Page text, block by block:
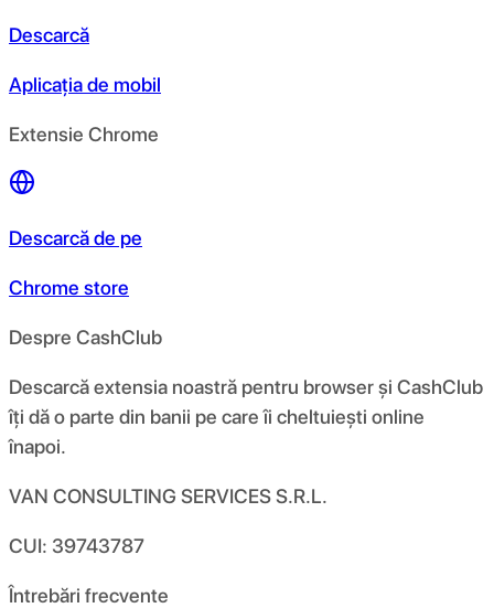
Descarcă
Aplicația de mobil
Extensie Chrome
Descarcă de pe
Chrome store
Despre CashClub
Descarcă extensia noastră pentru browser și CashClub
îți dă o parte din banii pe care îi cheltuiești online
înapoi.
VAN CONSULTING SERVICES S.R.L.
CUI: 39743787
Întrebări frecvente